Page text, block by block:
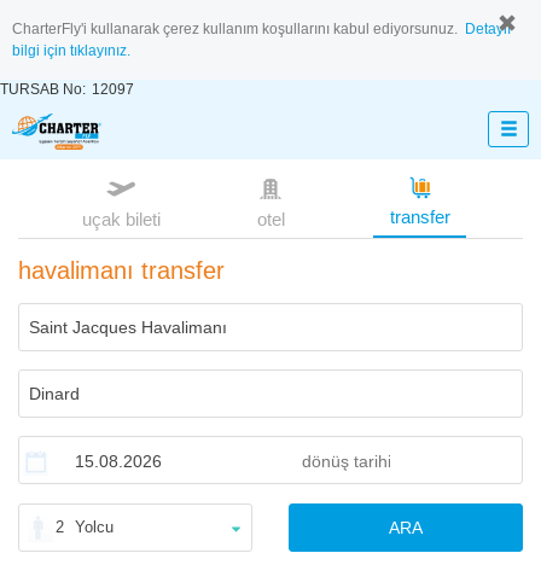
CharterFly'i kullanarak çerez kullanım koşullarını kabul ediyorsunuz. Detaylı
bilgi için tıklayınız.
TURSAB No: 12097
uçak bileti otel transfer
havalimanı transfer
2 Yolcu ARA